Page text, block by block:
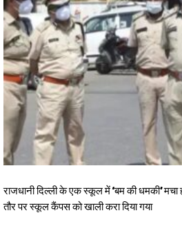
राजधानी दिल्ली के एक स्कूल में ‘बम की धमकी’
तौर पर स्कूल कैंपस को खाली करा दिया गया